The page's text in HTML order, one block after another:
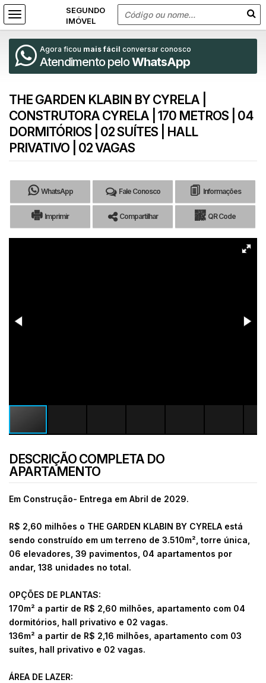
Agora ficou mais fácil conversar conosco
Atendimento peloWhatsApp
THE GARDEN KLABIN BY CYRELA |
CONSTRUTORA CYRELA | 170 METROS | 04
DORMITÓRIOS | 02 SUÍTES | HALL
PRIVATIVO | 02 VAGAS
WhatsApp Fale Conosco Informações
Imprimir Compartilhar QR Code
DESCRIÇÃO COMPLETA DO
APARTAMENTO
Em Construção- Entrega em Abril de 2029.
R$ 2,60 milhões o THE GARDEN KLABIN BY CYRELA está
sendo construído em um terreno de 3.510m², torre única,
06 elevadores, 39 pavimentos, 04 apartamentos por
andar, 138 unidades no total.
OPÇÕES DE PLANTAS:
170m² a partir de R$ 2,60 milhões, apartamento com 04
dormitórios, hall privativo e 02 vagas.
136m² a partir de R$ 2,16 milhões, apartamento com 03
suítes, hall privativo e 02 vagas.
ÁREA DE LAZER: